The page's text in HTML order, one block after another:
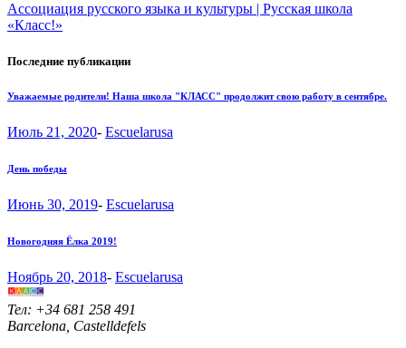
Ассоциация русского языка и культуры | Русская школа
«Класс!»
Последние публикации
Уважаемые родители! Наша школа "КЛАСС" продолжит свою работу в сентябре.
Июль 21, 2020- Escuelarusa
День победы
Июнь 30, 2019- Escuelarusa
Новогодняя Ёлка 2019!
Ноябрь 20, 2018- Escuelarusa
Тел: +34 681 258 491
Barcelona, Castelldefels